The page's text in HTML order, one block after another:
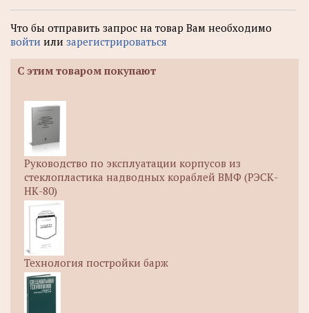
Что бы отправить запрос на товар Вам необходимо
войти или зарегистрироваться
С этим товаром покупают
Руководство по эксплуатации корпусов из
стеклопластика надводных кораблей ВМФ (РЭСК-
НК-80)
Технология постройки барж